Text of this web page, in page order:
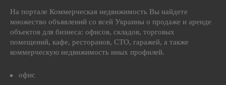
На портале Коммерческая недвижимость Вы найдете
множество объявлений со всей Украины о продаже и аренде
объектов для бизнеса: офисов, складов, торговых
помещений, кафе, ресторанов, СТО, гаражей, а также
коммерческую недвижимость иных профилей.
офис